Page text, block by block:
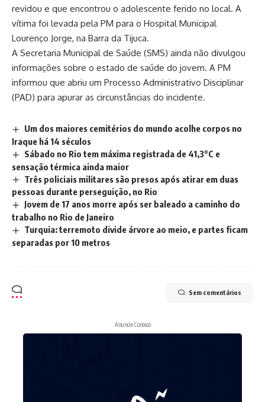
revidou e que encontrou o adolescente ferido no local. A
vítima foi levada pela PM para o Hospital Municipal
Lourenço Jorge, na Barra da Tijuca.
A Secretaria Municipal de Saúde (SMS) ainda não divulgou
informações sobre o estado de saúde do jovem. A PM
informou que abriu um Processo Administrativo Disciplinar
(PAD) para apurar as circunstâncias do incidente.
Um dos maiores cemitérios do mundo acolhe corpos no
Iraque há 14 séculos
Sábado no Rio tem máxima registrada de 41,3°C e
sensação térmica ainda maior
Três policiais militares são presos após atirar em duas
pessoas durante perseguição, no Rio
Jovem de 17 anos morre após ser baleado a caminho do
trabalho no Rio de Janeiro
Turquia: terremoto divide árvore ao meio, e partes ficam
separadas por 10 metros
Sem comentários
Anuncie Conosco